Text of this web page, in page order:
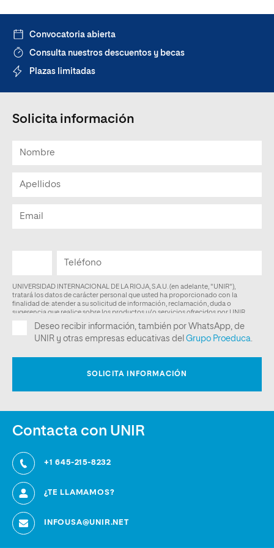
Convocatoria abierta
Consulta nuestros descuentos y becas
Plazas limitadas
Solicita información
Contacta con UNIR
+1 645-215-8232
¿TE LLAMAMOS?
INFOUSA@UNIR.NET